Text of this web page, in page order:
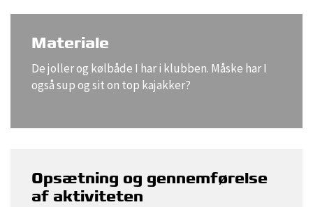
Materiale
De joller og kølbåde I har i klubben. Måske har I
også sup og sit on top kajakker?
Opsætning og gennemførelse
af aktiviteten